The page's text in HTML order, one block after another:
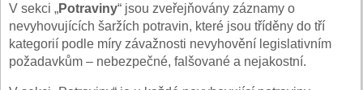
V sekci „Potraviny“ jsou zveřejňovány záznamy o
nevyhovujících šaržích potravin, které jsou tříděny do tří
kategorií podle míry závažnosti nevyhovění legislativním
požadavkům – nebezpečné, falšované a nejakostní.